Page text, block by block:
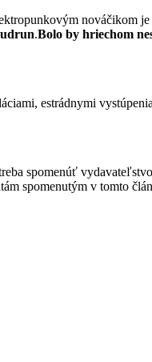
nováčikom je
.Bolo by hriechom
estrádnymi
spomenúť
spomenutým v tomto